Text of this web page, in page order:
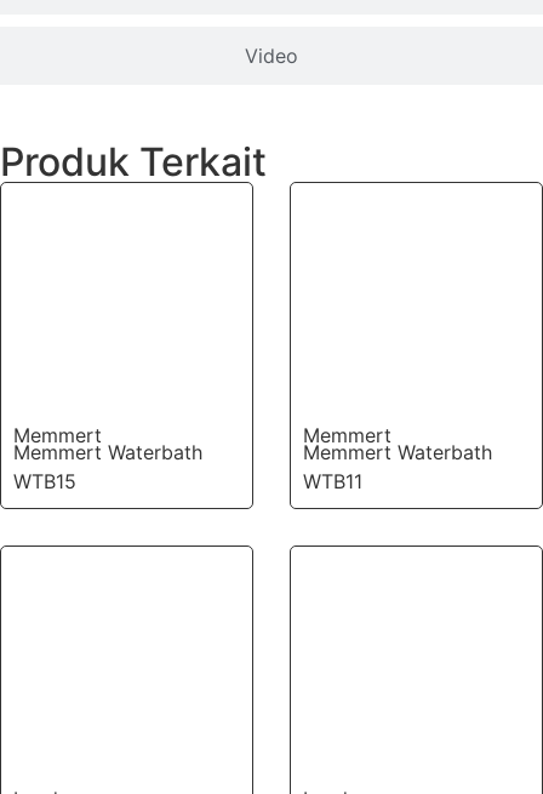
Video
Produk Terkait
Memmert
Memmert Waterbath
WTB15
Memmert
Memmert Waterbath
WTB11